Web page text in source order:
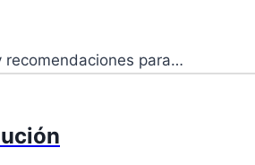
recomendaciones para…